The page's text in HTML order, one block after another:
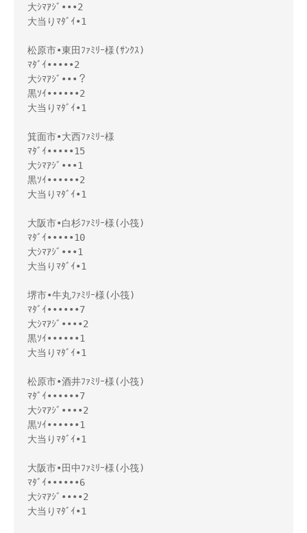
大ｼﾏｱｼﾞ•••2
大当りﾏﾀﾞｲ•1
松原市•東田ﾌｧﾐﾘｰ様(ｻﾝｸｽ)
ﾏﾀﾞｲ•••••2
大ｼﾏｱｼﾞ•••？
黒ｿｲ••••••2
大当りﾏﾀﾞｲ•1
箕面市•大西ﾌｧﾐﾘｰ様
ﾏﾀﾞｲ•••••15
大ｼﾏｱｼﾞ•••1
黒ｿｲ••••••2
大当りﾏﾀﾞｲ•1
大阪市•白杉ﾌｧﾐﾘｰ様(小筏)
ﾏﾀﾞｲ•••••10
大ｼﾏｱｼﾞ•••1
大当りﾏﾀﾞｲ•1
堺市•牛丸ﾌｧﾐﾘｰ様(小筏)
ﾏﾀﾞｲ••••••7
大ｼﾏｱｼﾞ••••2
黒ｿｲ••••••1
大当りﾏﾀﾞｲ•1
松原市•酒井ﾌｧﾐﾘｰ様(小筏)
ﾏﾀﾞｲ••••••7
大ｼﾏｱｼﾞ••••2
黒ｿｲ••••••1
大当りﾏﾀﾞｲ•1
大阪市•田中ﾌｧﾐﾘｰ様(小筏)
ﾏﾀﾞｲ••••••6
大ｼﾏｱｼﾞ••••2
大当りﾏﾀﾞｲ•1